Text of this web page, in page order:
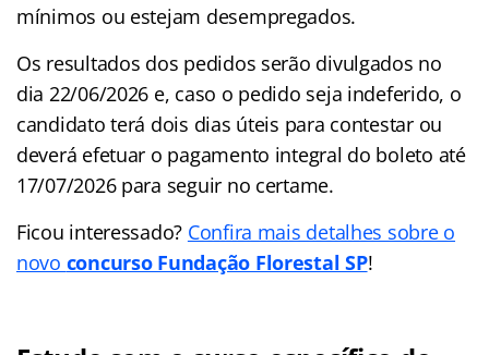
mínimos ou estejam desempregados.
Os resultados dos pedidos serão divulgados no
dia 22/06/2026 e, caso o pedido seja indeferido, o
candidato terá dois dias úteis para contestar ou
deverá efetuar o pagamento integral do boleto até
17/07/2026 para seguir no certame.
Ficou interessado? Confira mais detalhes sobre o
novo concurso Fundação Florestal SP!